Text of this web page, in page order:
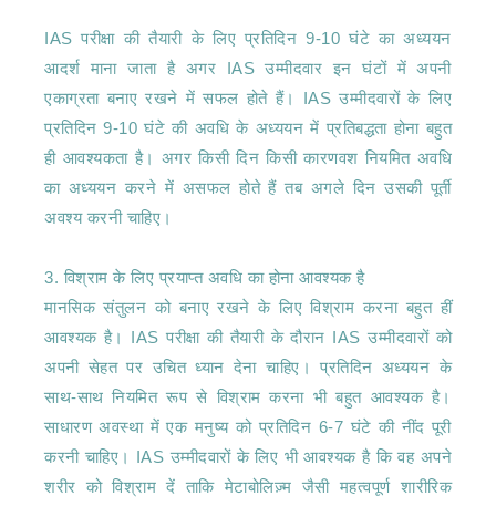
IAS परीक्षा की तैयारी के लिए प्रतिदिन 9-10 घंटे का अध्ययन
आदर्श माना जाता है अगर IAS उम्मीदवार इन घंटों में अपनी
एकाग्रता बनाए रखने में सफल होते हैं। IAS उम्मीदवारों के लिए
प्रतिदिन 9-10 घंटे की अवधि के अध्ययन में प्रतिबद्धता होना बहुत
ही आवश्यकता है। अगर किसी दिन किसी कारणवश नियमित अवधि
का अध्ययन करने में असफल होते हैं तब अगले दिन उसकी पूर्ती
अवश्य करनी चाहिए।
3. विश्राम के लिए प्रयाप्त अवधि का होना आवश्यक है
मानसिक संतुलन को बनाए रखने के लिए विश्राम करना बहुत हीं
आवश्यक है। IAS परीक्षा की तैयारी के दौरान IAS उम्मीदवारों को
अपनी सेहत पर उचित ध्यान देना चाहिए। प्रतिदिन अध्ययन के
साथ-साथ नियमित रूप से विश्राम करना भी बहुत आवश्यक है।
साधारण अवस्था में एक मनुष्य को प्रतिदिन 6-7 घंटे की नींद पूरी
करनी चाहिए। IAS उम्मीदवारों के लिए भी आवश्यक है कि वह अपने
शरीर को विश्राम दें ताकि मेटाबोलिज़्म जैसी महत्वपूर्ण शारीरिक